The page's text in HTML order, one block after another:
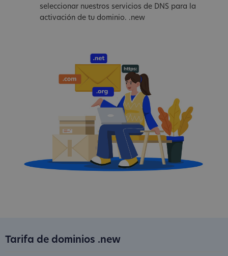
seleccionar nuestros servicios de DNS para la
activación de tu dominio. .new
Tarifa de dominios .new